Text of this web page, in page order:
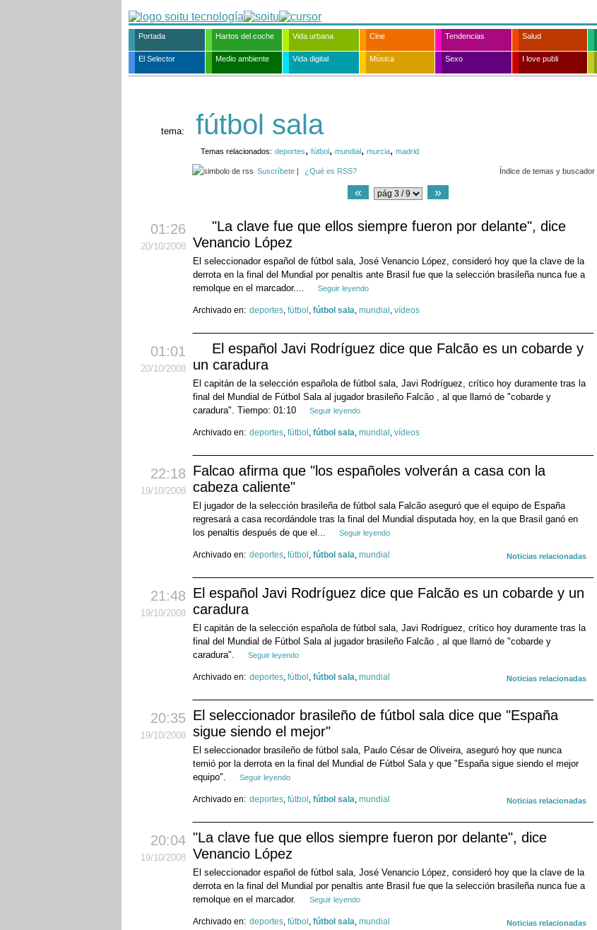
Portada Hartos del coche Vida urbana Cine Tendencias Salud
El Selector Medio ambiente Vida digital Música Sexo I love publi
tema: fútbol sala
Temas relacionados: deportes, fútbol , mundial , murcia, madrid
Suscríbete ¿Qué es RSS? Índice de temas y buscador
« »
01:26
20/10/2008
"La clave fue que ellos siempre fueron por delante", dice
Venancio López
El seleccionador español de fútbol sala, José Venancio López, consideró hoy que la clave de la
derrota en la final del Mundial por penaltis ante Brasil fue que la selección brasileña nunca fue a
remolque en el marcador....
Seguir leyendo
Archivado en: deportes, fútbol , fútbol sala, mundial , vídeos
01:01
20/10/2008
El español Javi Rodríguez dice que Falcão es un cobarde y
un caradura
El capitán de la selección española de fútbol sala, Javi Rodríguez, crítico hoy duramente tras la
final del Mundial de Fútbol Sala al jugador brasileño Falcão , al que llamó de "cobarde y
caradura". Tiempo: 01:10
Seguir leyendo
Archivado en: deportes, fútbol , fútbol sala, mundial , vídeos
22:18
19/10/2008
Falcao afirma que "los españoles volverán a casa con la
cabeza caliente"
El jugador de la selección brasileña de fútbol sala Falcão aseguró que el equipo de España
regresará a casa recordándole tras la final del Mundial disputada hoy, en la que Brasil ganó en
los penaltis después de que el...
Seguir leyendo
Noticias relacionadas
Archivado en: deportes, fútbol , fútbol sala, mundial
21:48
19/10/2008
El español Javi Rodríguez dice que Falcão es un cobarde y un
caradura
El capitán de la selección española de fútbol sala, Javi Rodríguez, crítico hoy duramente tras la
final del Mundial de Fútbol Sala al jugador brasileño Falcão , al que llamó de "cobarde y
caradura".
Seguir leyendo
Noticias relacionadas
Archivado en: deportes, fútbol , fútbol sala, mundial
20:35
19/10/2008
El seleccionador brasileño de fútbol sala dice que "España
sigue siendo el mejor"
El seleccionador brasileño de fútbol sala, Paulo César de Oliveira, aseguró hoy que nunca
temió por la derrota en la final del Mundial de Fútbol Sala y que "España sigue siendo el mejor
equipo".
Seguir leyendo
Noticias relacionadas
Archivado en: deportes, fútbol , fútbol sala, mundial
20:04
19/10/2008
"La clave fue que ellos siempre fueron por delante", dice
Venancio López
El seleccionador español de fútbol sala, José Venancio López, consideró hoy que la clave de la
derrota en la final del Mundial por penaltis ante Brasil fue que la selección brasileña nunca fue a
remolque en el marcador.
Seguir leyendo
Noticias relacionadas
Archivado en: deportes, fútbol , fútbol sala, mundial